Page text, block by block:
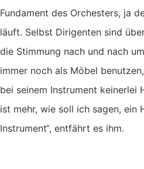
Fundament des Orchesters, ja
läuft. Selbst Dirigenten sind
die Stimmung nach und nach
immer noch als Möbel
bei seinem Instrument keinerlei
ist mehr, wie soll ich sagen, ein
Instrument“, entfährt es ihm.